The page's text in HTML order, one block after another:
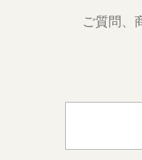
ご質問、